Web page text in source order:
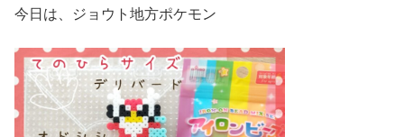
今日は、ジョウト地方ポケモン